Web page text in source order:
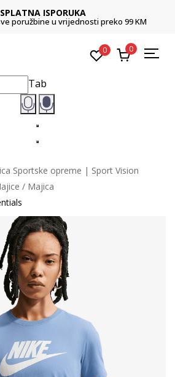
ISPORUKA
poružbine u vrijednosti preko 99 KM
0 0
Tab
Sportske opreme | Sport Vision
Majica